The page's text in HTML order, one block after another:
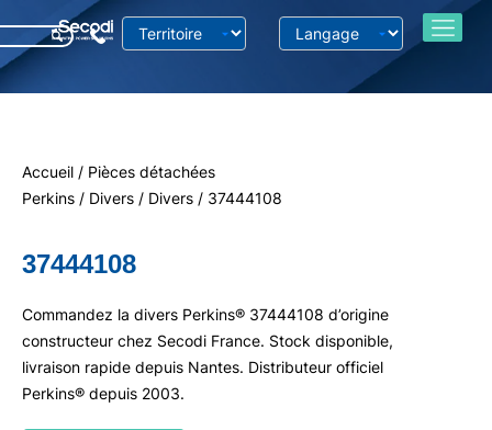
Accueil / Pièces détachées
Perkins / Divers / Divers / 37444108
37444108
Commandez la divers Perkins® 37444108 d’origine
constructeur chez Secodi France. Stock disponible,
livraison rapide depuis Nantes. Distributeur officiel
Perkins® depuis 2003.